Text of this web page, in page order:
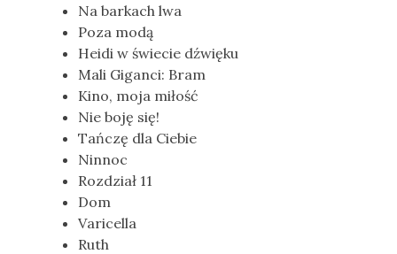
Na barkach lwa
Poza modą
Heidi w świecie dźwięku
Mali Giganci: Bram
Kino, moja miłość
Nie boję się!
Tańczę dla Ciebie
Ninnoc
Rozdział 11
Dom
Varicella
Ruth